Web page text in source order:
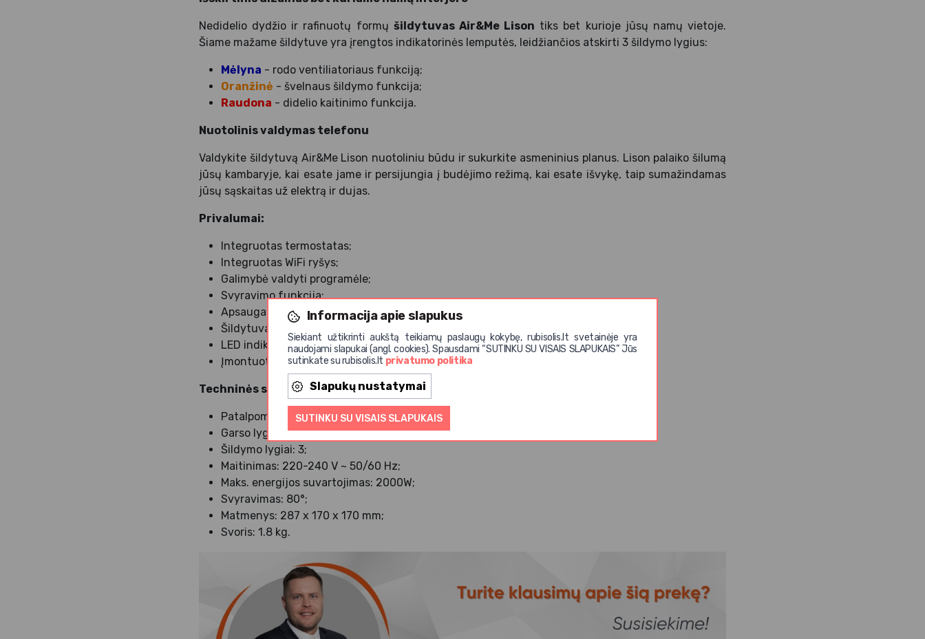
Informacija apie slapukus
Siekiant užtikrinti aukštą teikiamų paslaugų kokybę, rubisolis.lt svetainėje yra
naudojami slapukai (angl. cookies). Spausdami “SUTINKU SU VISAIS SLAPUKAIS” Jūs
sutinkate su rubisolis.lt privatumo politika
Slapukų nustatymai
SUTINKU SU VISAIS SLAPUKAIS
Nedidelio dydžio ir rafinuotų formų šildytuvas Air&Me Lison tiks bet kurioje jūsų namų vietoje.
Šiame mažame šildytuve yra įrengtos indikatorinės lemputės, leidžiančios atskirti 3 šildymo lygius:
Mėlyna - rodo ventiliatoriaus funkciją;
Oranžinė - švelnaus šildymo funkcija;
Raudona - didelio kaitinimo funkcija.
Nuotolinis valdymas telefonu
Valdykite šildytuvą Air&Me Lison nuotoliniu būdu ir sukurkite asmeninius planus. Lison palaiko šilumą
jūsų kambaryje, kai esate jame ir persijungia į budėjimo režimą, kai esate išvykę, taip sumažindamas
jūsų sąskaitas už elektrą ir dujas.
Privalumai:
Integruotas termostatas;
Integruotas WiFi ryšys;
Galimybė valdyti programėle;
Svyravimo funkcija;
Apsauga nuo perkaitimo;
Šildytuvas ir ventiliatorius viename įrenginyje;
LED indikatorius;
Įmontuota rankena.
Techninės savybės:
Patalpoms iki: 30 m² / 75 m³;
Garso lygis: 50dB 1m atstumu;
Šildymo lygiai: 3;
Maitinimas: 220-240 V ~ 50/60 Hz;
Maks. energijos suvartojimas: 2000W;
Svyravimas: 80°;
Matmenys: 287 x 170 x 170 mm;
Svoris: 1.8 kg.